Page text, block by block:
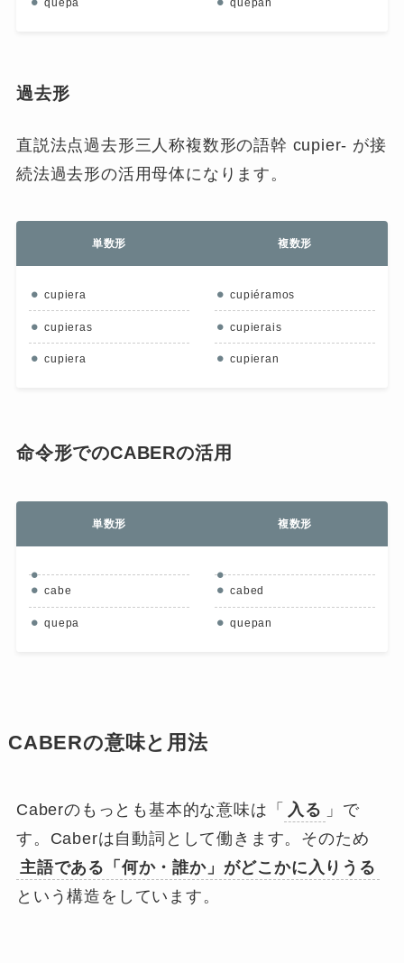
quepa quepan
過去形
直説法点過去形三人称複数形の語幹 cupier- が接
続法過去形の活用母体になります。
単数形 複数形
cupiera
cupieras
cupiera
cupiéramos
cupierais
cupieran
命令形でのCABERの活用
単数形 複数形
cabe
quepa
cabed
quepan
CABERの意味と用法
Caberのもっとも基本的な意味は「 入る 」で
す。Caberは自動詞として働きます。そのため
主語である「何か・誰か」がどこかに入りうる
という構造をしています。